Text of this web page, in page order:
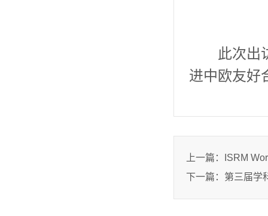
此次出
进中欧友好
上一篇：
ISRM
下一篇： 第三届学